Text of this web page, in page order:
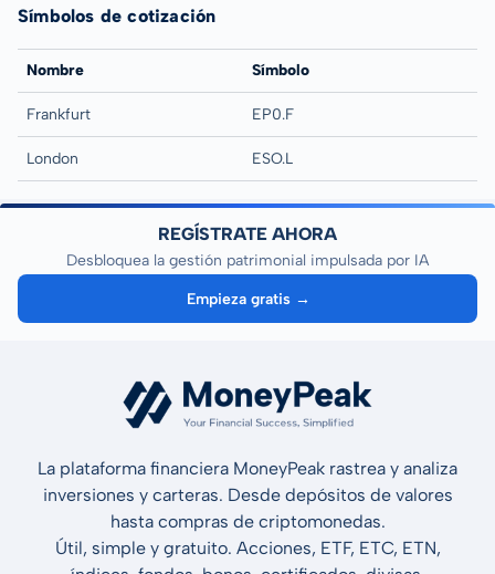
Símbolos de cotización
Nombre Símbolo
Frankfurt EP0.F
London ESO.L
REGÍSTRATE AHORA
Desbloquea la gestión patrimonial impulsada por IA
Empieza gratis →
La plataforma financiera MoneyPeak rastrea y analiza
inversiones y carteras. Desde depósitos de valores
hasta compras de criptomonedas.
Útil, simple y gratuito. Acciones, ETF, ETC, ETN,